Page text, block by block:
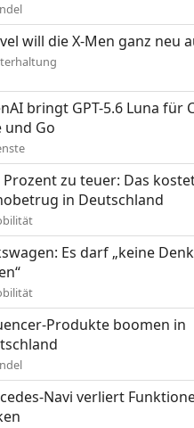
will die X-Men ganz neu
bringt GPT-5.6 Luna für
und Go
Prozent zu teuer: Das
in Deutschland
Es darf „keine
Produkte boomen in
Navi verliert